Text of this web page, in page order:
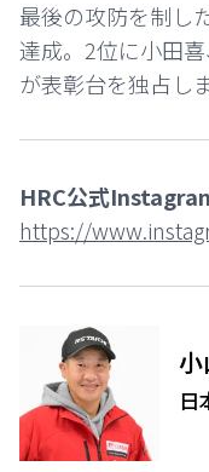
最後の攻防を制し
達成。2位に小田
が表彰台を独占し
HRC公式
https://
日